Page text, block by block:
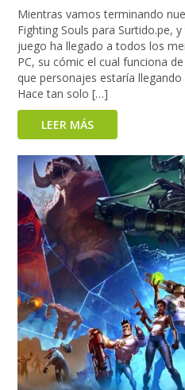
Mientras vamos terminando
Fighting Souls para Surtido.pe,
juego ha llegado a todos los
PC, su cómic el cual funciona
que personajes estaría
Hace tan solo […]
LEER MÁS